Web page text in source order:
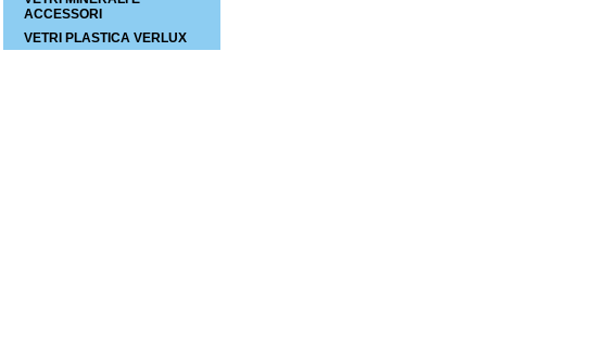
ACCESSORI
VETRI PLASTICA VERLUX